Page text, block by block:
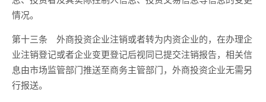
情况。
第十三条 外商投资企业注销或者转为内资企业的，在办理企
业注销登记或者企业变更登记后视同已提交注销报告，相关信
息由市场监管部门推送至商务主管部门，外商投资企业无需另
行报送。